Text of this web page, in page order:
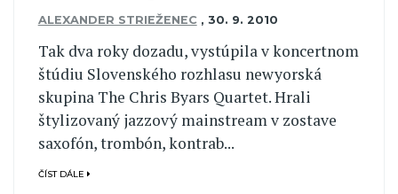
ALEXANDER STRIEŽENEC , 30. 9. 2010
Tak dva roky dozadu, vystúpila v koncertnom
štúdiu Slovenského rozhlasu newyorská
skupina The Chris Byars Quartet. Hrali
štylizovaný jazzový mainstream v zostave
saxofón, trombón, kontrab...
ČÍST DÁLE